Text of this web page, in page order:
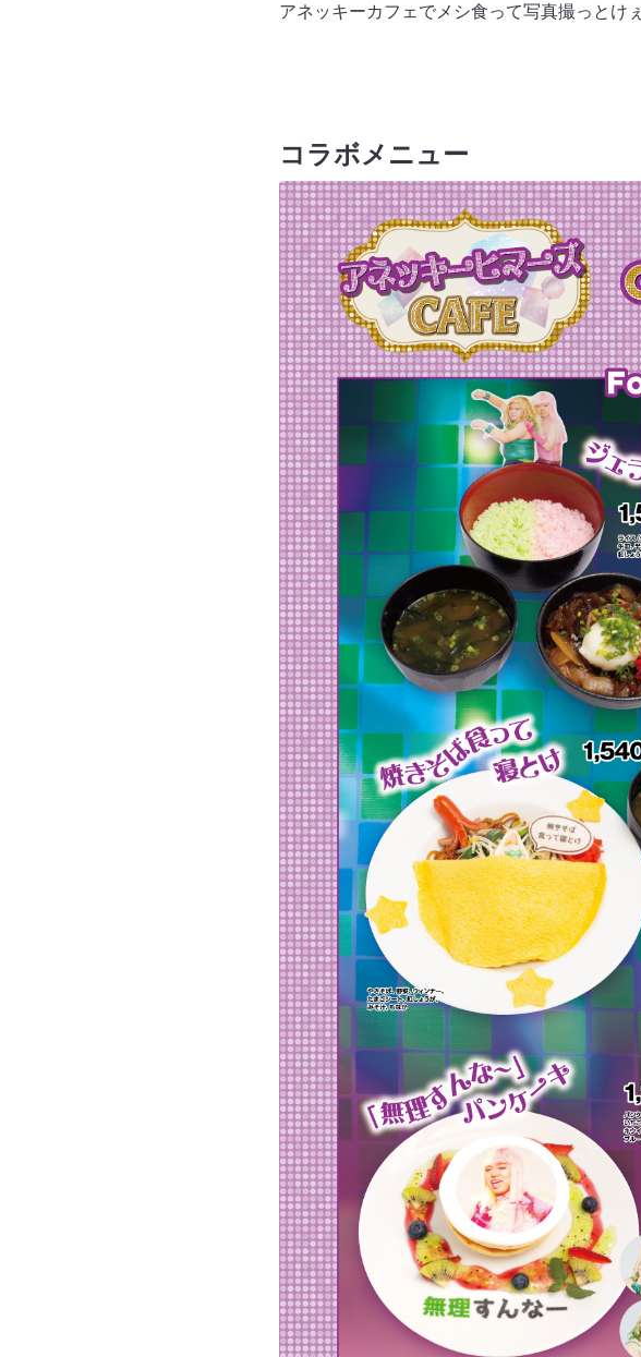
アネッキーカフェでメシ食って写真撮っとけぇ
コラボメニュー